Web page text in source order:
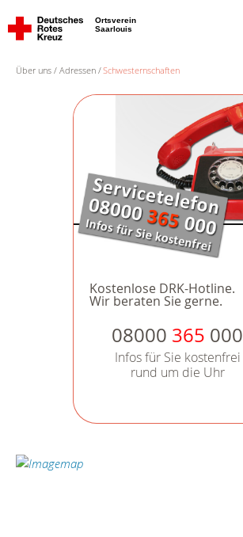
Ortsverein
Saarlouis
Über uns Adressen Schwesternschaften
Kostenlose DRK-Hotline.
Wir beraten Sie gerne.
08000 365 000
Infos für Sie kostenfrei
rund um die Uhr